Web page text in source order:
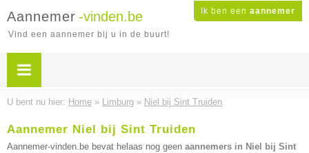
Ik ben een aannemer
Aannemer -vinden.be
Vind een aannemer bij u in de buurt!
U bent nu hier: Home » Limburg » Niel bij Sint Truiden
Aannemer Niel bij Sint Truiden
Aannemer-vinden.be bevat helaas nog geen aannemers in Niel bij Sint